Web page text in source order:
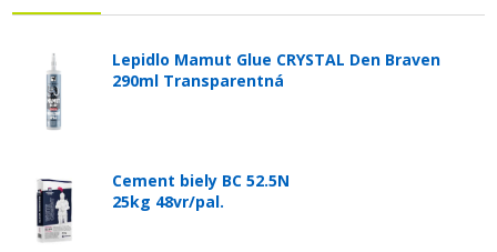
Lepidlo Mamut Glue CRYSTAL Den Braven
290ml Transparentná
Cement biely BC 52.5N
25kg 48vr/pal.